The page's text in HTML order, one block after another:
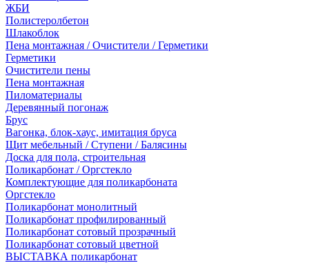
ЖБИ
Полистеролбетон
Шлакоблок
Пена монтажная / Очистители / Герметики
Герметики
Очистители пены
Пена монтажная
Пиломатериалы
Деревянный погонаж
Брус
Вагонка, блок-хаус, имитация бруса
Щит мебельный / Ступени / Балясины
Доска для пола, строительная
Поликарбонат / Оргстекло
Комплектующие для поликарбоната
Оргстекло
Поликарбонат монолитный
Поликарбонат профилированный
Поликарбонат сотовый прозрачный
Поликарбонат сотовый цветной
ВЫСТАВКА поликарбонат